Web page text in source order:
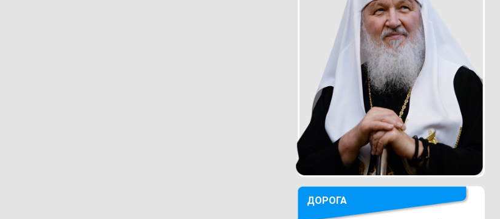
ДОРОГА